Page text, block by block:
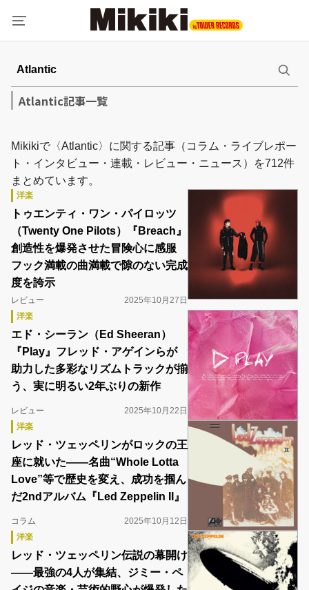
Atlantic記事一覧
Mikikiで〈Atlantic〉に関する記事（コラム・ライブレポー
ト・インタビュー・連載・レビュー・ニュース）を712件
まとめています。
洋楽
トゥエンティ・ワン・パイロッツ
（Twenty One Pilots）『Breach』
創造性を爆発させた冒険心に感服
フック満載の曲満載で隙のない完成
度を誇示
レビュー
2025年10月27日
洋楽
エド・シーラン（Ed Sheeran）
『Play』フレッド・アゲインらが
助力した多彩なリズムトラックが揃
う、実に明るい2年ぶりの新作
レビュー
2025年10月22日
洋楽
レッド・ツェッペリンがロックの王
座に就いた――名曲“Whole Lotta
Love”等で歴史を変え、成功を掴ん
だ2ndアルバム『Led Zeppelin II』
コラム
2025年10月12日
洋楽
レッド・ツェッペリン伝説の幕開け
――最強の4人が集結、ジミー・ペ